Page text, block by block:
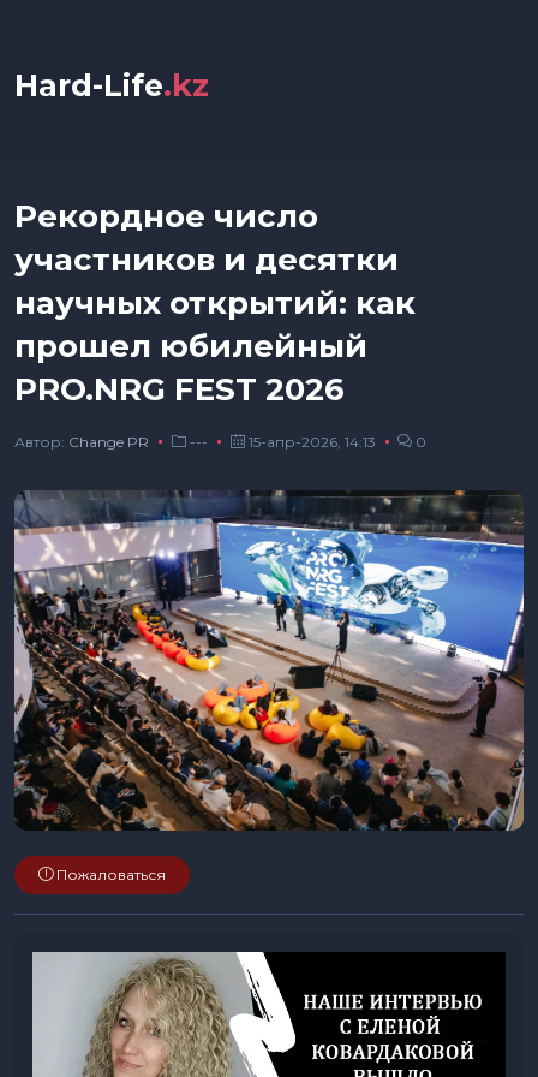
Hard-Life.kz
Рекордное число
участников и десятки
научных открытий: как
прошел юбилейный
PRO.NRG FEST 2026
Автор: Сhange PR --- 15-апр-2026, 14:13 0
Пожаловаться